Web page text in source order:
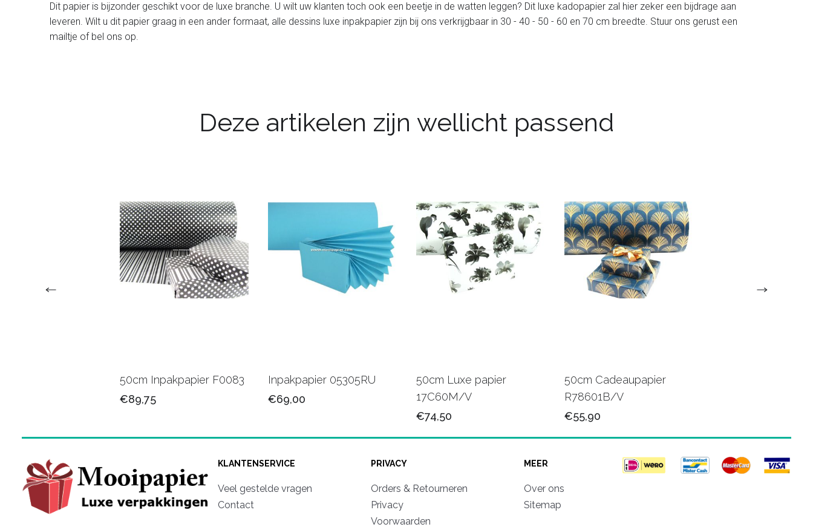
Dit papier is bijzonder geschikt voor de luxe branche. U wilt uw klanten toch ook een beetje in de watten leggen? Dit luxe kadopapier zal hier zeker een bijdrage aan
leveren. Wilt u dit papier graag in een ander formaat, alle dessins luxe inpakpapier zijn bij ons verkrijgbaar in 30 - 40 - 50 - 60 en 70 cm breedte. Stuur ons gerust een
mailtje of bel ons op.
Deze artikelen zijn wellicht passend
50cm Inpakpapier F0083
€89,75
Inpakpapier 05305RU
€69,00
50cm Luxe papier
17C60M/V
€74,50
50cm Cadeaupapier
R78601B/V
€55,90
KLANTENSERVICE
Veel gestelde vragen
Contact
PRIVACY
Orders & Retourneren
Privacy
Voorwaarden
MEER
Over ons
Sitemap